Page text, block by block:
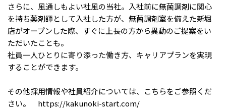
さらに、風通しもよい社風の当社。入社前に無菌調剤に関心
を持ち薬剤師として入社した方が、無菌調剤室を備えた新堀
店がオープンした際、すぐに上長の方から異動のご提案をい
ただいたことも。
社員一人ひとりに寄り添った働き方、キャリアプランを実現
することができます。
その他採用情報や社員紹介については、こちらをご参照くだ
さい。 https://kakunoki-start.com/